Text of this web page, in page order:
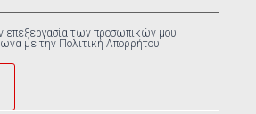
των προσωπικών μου
με την Πολιτική Απορρήτου